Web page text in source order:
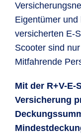
Eigentümer
versicherten E-
Scooter sind
Mitfahrende
Mit der R+V-E-
Versicherung